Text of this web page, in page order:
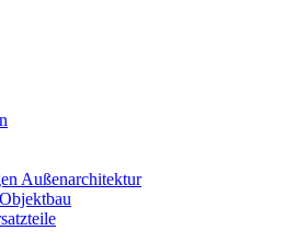
Außenarchitektur